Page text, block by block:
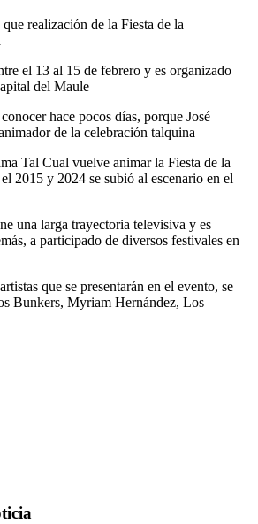
realización de la Fiesta de la
el 13 al 15 de febrero y es organizado
del Maule
hace pocos días, porque José
de la celebración talquina
Tal Cual vuelve animar la Fiesta de la
2015 y 2024 se subió al escenario en el
una larga trayectoria televisiva y es
a participado de diversos festivales en
que se presentarán en el evento, se
Bunkers, Myriam Hernández, Los